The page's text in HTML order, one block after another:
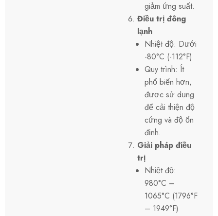
giảm ứng suất.
Điều trị đông
lạnh
Nhiệt độ: Dưới
-80°C (-112°F)
Quy trình: Ít
phổ biến hơn,
được sử dụng
để cải thiện độ
cứng và độ ổn
định.
Giải pháp điều
trị
Nhiệt độ:
980°C –
1065°C (1796°F
– 1949°F)